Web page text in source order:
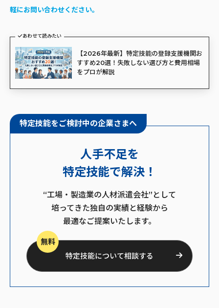
軽にお問い合わせください。
あわせて読みたい
【2026年最新】特定技能の登録支援機関お
すすめ20選！失敗しない選び方と費用相場
をプロが解説
特定技能をご検討中の企業さまへ
人手不足を
特定技能で解決！
“工場・製造業の人材派遣会社”として
培ってきた独自の実績と経験から
最適なご提案いたします。
無料
特定技能について相談する